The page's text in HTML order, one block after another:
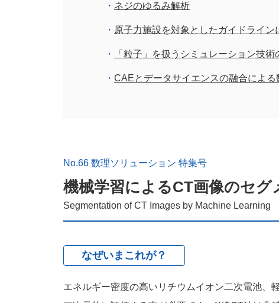
ネジのゆるみ解析
原子力施設を対象としたガイドライン
「粒子」を扱うシミュレーション技術
CAEとデータサイエンスの融合によ
No.66 数理ソリューション 特集号
機械学習によるCT画像のセグ
Segmentation of CT Images by Machine Learning
なぜいまこれが？
エネルギー密度の高いリチウムイオン二次電池、